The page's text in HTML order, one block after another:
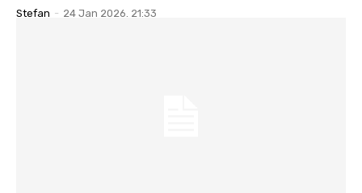
Stefan - 24 Jan 2026. 21:33